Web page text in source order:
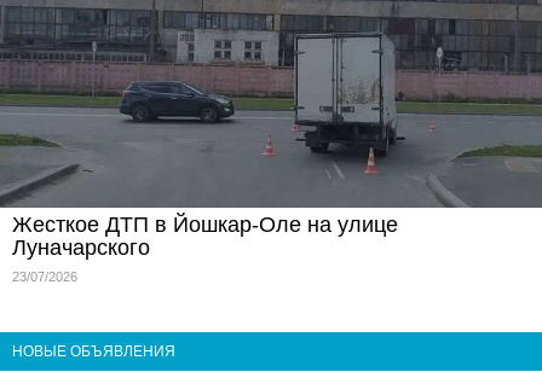
Жесткое ДТП в Йошкар-Оле на улице
Луначарского
23/07/2026
НОВЫЕ ОБЪЯВЛЕНИЯ